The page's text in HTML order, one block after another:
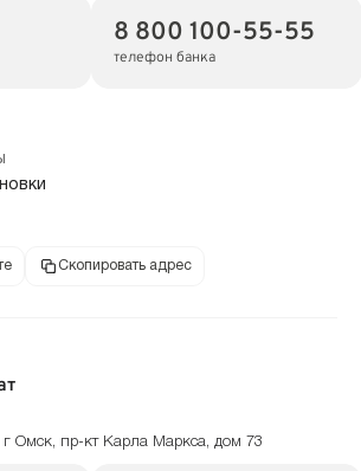
8 800 100-55-55
телефон банка
Скопировать адрес
г Омск, пр-кт Карла Маркса, дом 73